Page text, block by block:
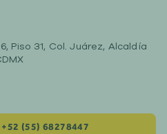
Piso 31, Col. Juárez, Alcaldía
(55) 68278447